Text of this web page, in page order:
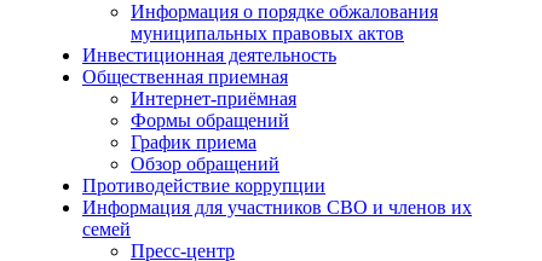
Информация о порядке обжалования
муниципальных правовых актов
Инвестиционная деятельность
Общественная приемная
Интернет-приёмная
Формы обращений
График приема
Обзор обращений
Противодействие коррупции
Информация для участников СВО и членов их
семей
Пресс-центр